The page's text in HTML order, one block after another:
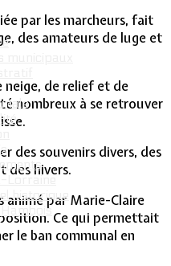
Lorraine
historique
par les marcheurs, fait
des amateurs de luge et
neige, de relief et de
nombreux à se retrouver
des souvenirs divers, des
des hivers.
animé par Marie-Claire
Ce qui permettait
le ban communal en